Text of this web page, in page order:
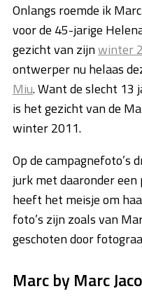
Onlangs roemde ik
voor de 45-jarige
gezicht van zijnwinter
ontwerper nu helaas
Miu. Want de slecht 13
is het gezicht van de
winter 2011.
Op de campagnefoto’s
jurk met daaronder een
heeft het meisje om
foto’s zijn zoals van
geschoten door
Marc by Marc